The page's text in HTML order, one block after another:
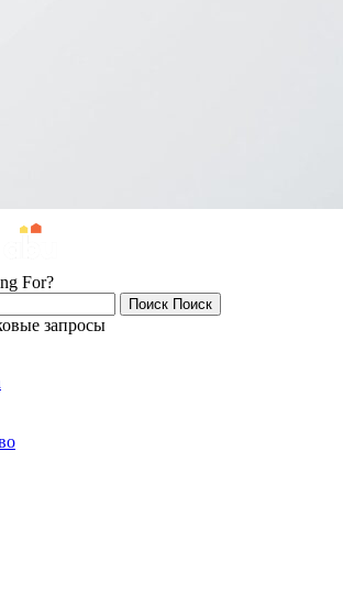
For?
Поиск Поиск
запросы